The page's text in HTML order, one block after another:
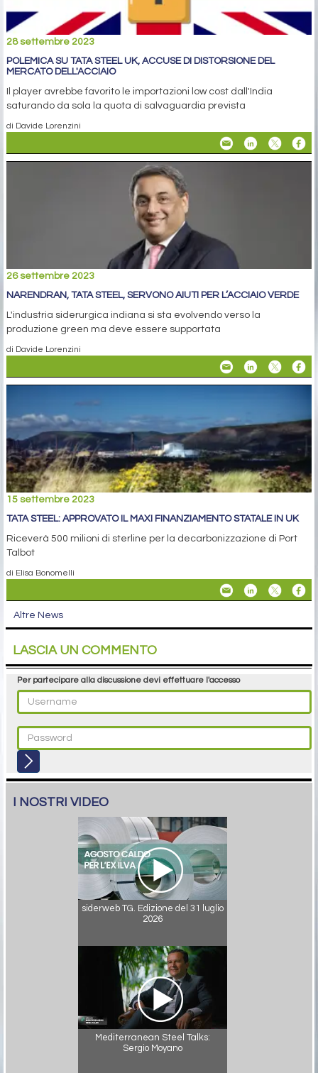
28 settembre 2023
POLEMICA SU TATA STEEL UK, ACCUSE DI DISTORSIONE DEL
MERCATO DELL'ACCIAIO
Il player avrebbe favorito le importazioni low cost dall'India
saturando da sola la quota di salvaguardia prevista
di Davide Lorenzini
26 settembre 2023
NARENDRAN, TATA STEEL, SERVONO AIUTI PER L’ACCIAIO VERDE
L'industria siderurgica indiana si sta evolvendo verso la
produzione green ma deve essere supportata
di Davide Lorenzini
15 settembre 2023
TATA STEEL: APPROVATO IL MAXI FINANZIAMENTO STATALE IN UK
Riceverà 500 milioni di sterline per la decarbonizzazione di Port
Talbot
di Elisa Bonomelli
Altre News
LASCIA UN COMMENTO
Per partecipare alla discussione devi effettuare l'accesso
I NOSTRI VIDEO
siderweb TG. Edizione del 31 luglio
2026
Mediterranean Steel Talks:
Sergio Moyano